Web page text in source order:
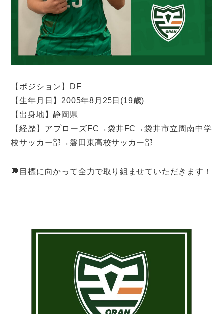
【ポジション】DF
【生年月日】2005年8月25日(19歳)
【出身地】静岡県
【経歴】 アプローズFC→ 袋井FC→ 袋井市立周南中学
校サッカー部→磐田東高校サッカー部
💬目標に向かって全力で取り組ませていただきます！